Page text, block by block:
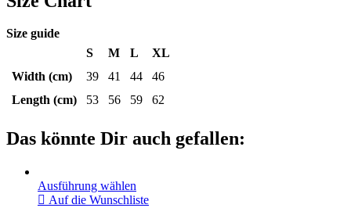
Size guide
S
M L
XL
Width (cm)
39 41 44
46
Length (cm)
53 56 59 62
Das könnte Dir auch gefallen:
Ausführung wählen
Auf die Wunschliste